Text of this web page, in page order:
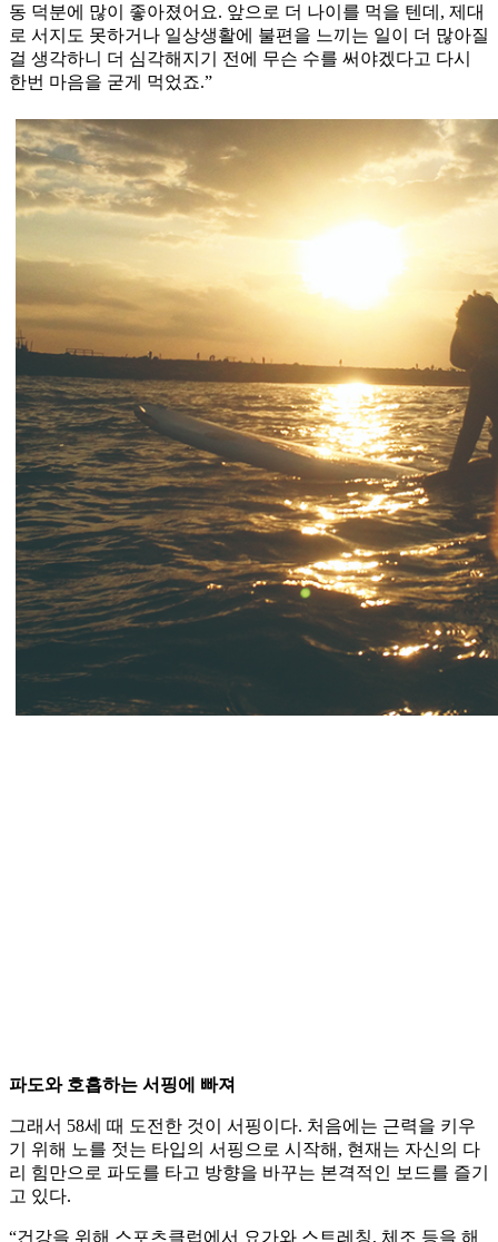
동 덕분에 많이 좋아졌어요. 앞으로 더 나이를 먹을 텐데, 제대
로 서지도 못하거나 일상생활에 불편을 느끼는 일이 더 많아질
걸 생각하니 더 심각해지기 전에 무슨 수를 써야겠다고 다시
한번 마음을 굳게 먹었죠.”
파도와 호흡하는 서핑에 빠져
그래서 58세 때 도전한 것이 서핑이다. 처음에는 근력을 키우
기 위해 노를 젓는 타입의 서핑으로 시작해, 현재는 자신의 다
리 힘만으로 파도를 타고 방향을 바꾸는 본격적인 보드를 즐기
고 있다.
“건강을 위해 스포츠클럽에서 요가와 스트레칭, 체조 등을 해